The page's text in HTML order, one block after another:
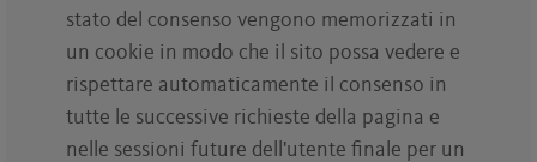
stato del consenso vengono memorizzati in
un cookie in modo che il sito possa vedere e
rispettare automaticamente il consenso in
tutte le successive richieste della pagina e
nelle sessioni future dell'utente finale per un